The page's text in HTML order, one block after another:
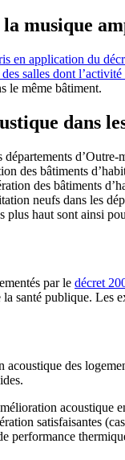
musique
en application du
salles dont
le même bâtiment.
dans
des bâtiments
des bâtiments
neufs dans les
haut sont ainsi
par le décret
santé publique. Les
acoustique des
acoustique
satisfaisantes
performance